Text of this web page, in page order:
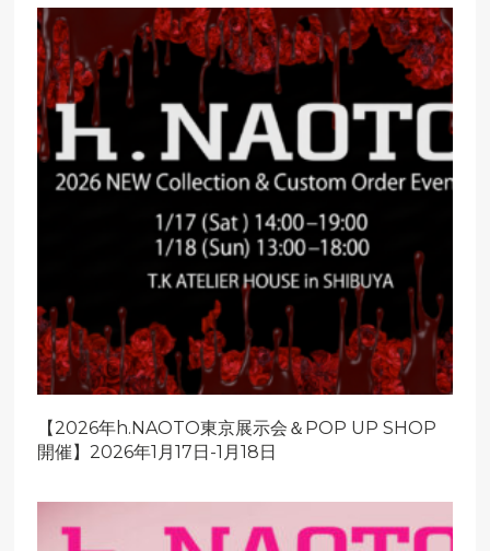
【2026年h.NAOTO東京展示会＆POP UP SHOP
開催】2026年1月17日-1月18日